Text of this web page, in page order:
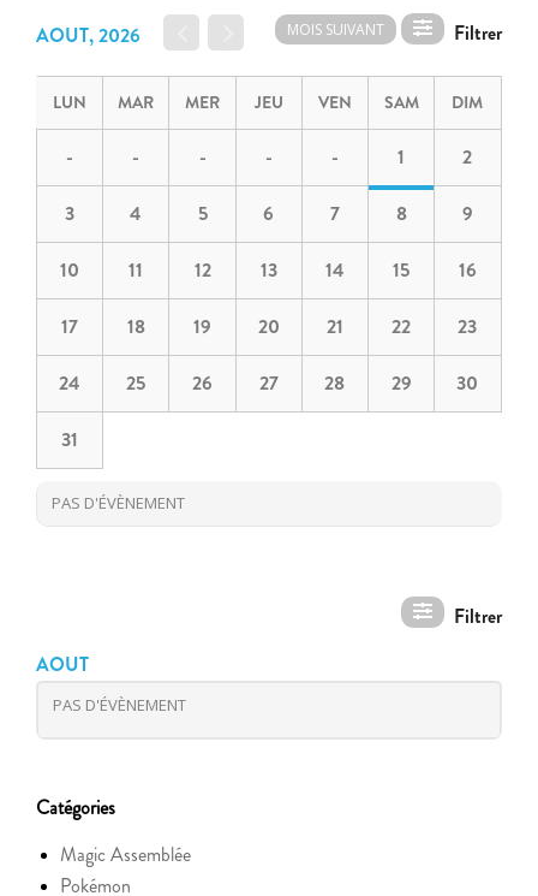
MOIS SUIVANT
AOUT, 2026
LUN MAR MER JEU VEN SAM DIM
- - - - - 1 2
3 4 5 6 7 8 9
10 11 12 13 14 15 16
17 18 19 20 21 22 23
24 25 26 27 28 29 30
31
PAS D'ÉVÈNEMENT
AOUT
PAS D'ÉVÈNEMENT
Catégories
Magic Assemblée
Pokémon